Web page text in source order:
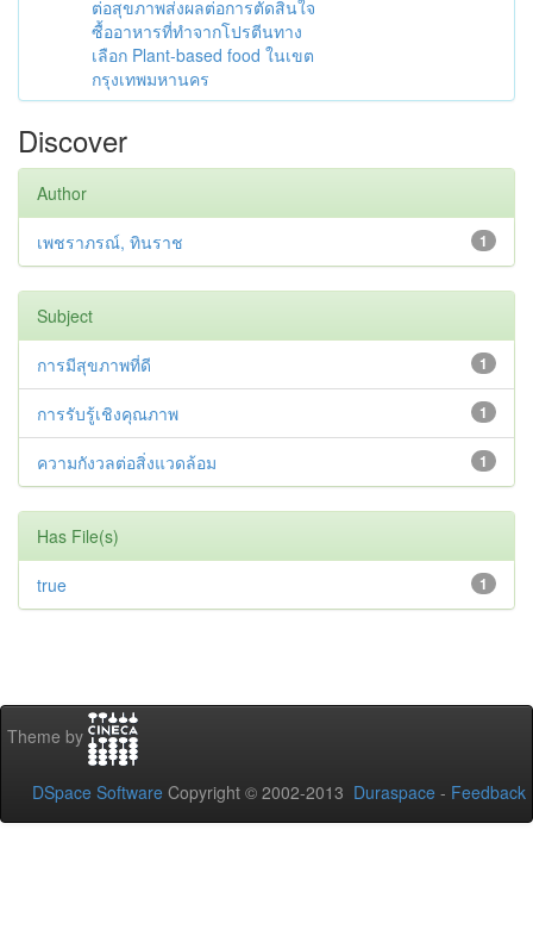
ต่อสุขภาพส่งผลต่อการตัดสินใจ
ซื้ออาหารที่ทำจากโปรตีนทาง
เลือก Plant-based food ในเขต
กรุงเทพมหานคร
Discover
Author
1
เพชราภรณ์, ทินราช
Subject
1
การมีสุขภาพที่ดี
1
การรับรู้เชิงคุณภาพ
1
ความกังวลต่อสิ่งแวดล้อม
Has File(s)
1
true
Theme by
DSpace Software Copyright © 2002-2013 Duraspace - Feedback